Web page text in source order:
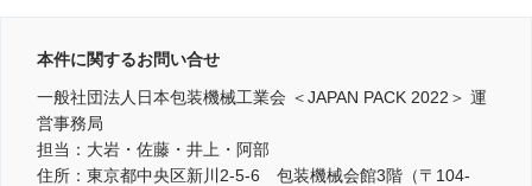
本件に関するお問い合せ
一般社団法人日本包装機械工業会 ＜JAPAN PACK 2022＞ 運
営事務局
担当：大岩・佐藤・井上・阿部
住所：東京都中央区新川2-5-6 包装機械会館3階（〒104-